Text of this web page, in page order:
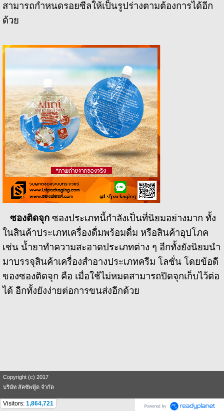
สามารถกำหนดรอยซีลให้เป็นรูปร่างตามต้องการได้อีก
ด้วย
ซองติดจุกซองประเภทนี้กำลังเป็นที่นิยมอย่างมาก ทั้ง
ในสินค้าประเภทเครื่องดื่มพร้อมดื่ม หรือสินค้าอุปโภค
เช่น น้ำยาทำความสะอาดประเภทต่าง ๆ อีกทั้งยังนิยมนำ
มาบรรจุสินค้าเครื่องสำอางประเภทครีม โลชั่น โดยข้อดี
ของซองติดจุก คือ เมื่อใช้ไม่หมดสามารถปิดจุกเก็บไว้ต่อ
ได้ อีกทั้งยังง่ายต่อการขนส่งอีกด้วย
Copyright (c) 2017
บริษัท ลัคซัพฟู้ด จำกัด
Visitors: 1,864,721